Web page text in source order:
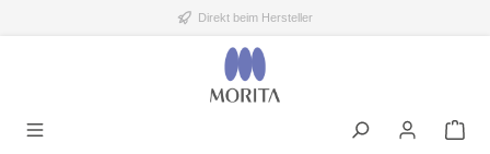
Direkt beim Hersteller